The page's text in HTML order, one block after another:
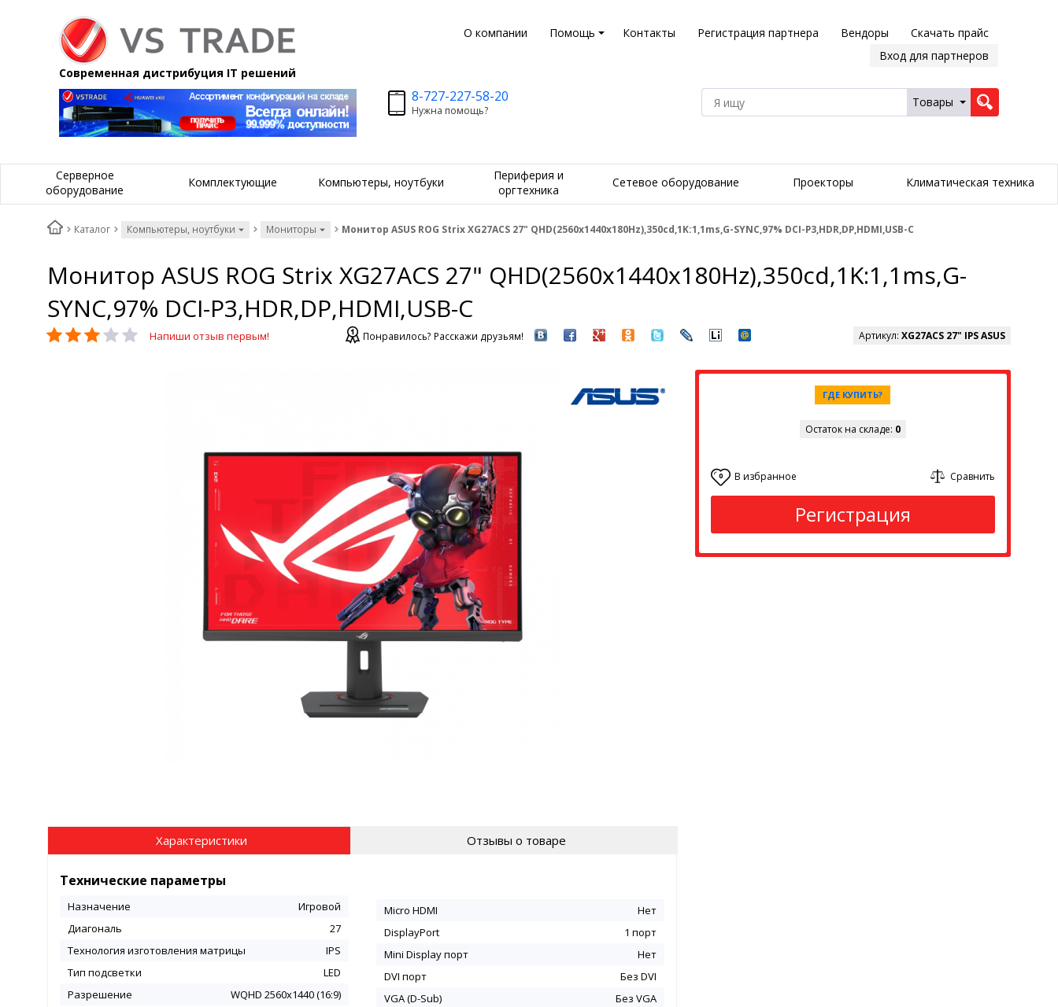
О компании Помощь Контакты Регистрация партнера Вендоры
Скачать прайс
Вход для партнеров
Современная дистрибуция IT решений
8-727-227-58-20
Нужна помощь?
Товары
Серверное
оборудование
Комплектующие Компьютеры, ноутбуки
Периферия и
оргтехника
Сетевое оборудование Проекторы Климатическая техника
Каталог Компьютеры, ноутбуки Мониторы Монитор ASUS ROG Strix XG27ACS 27" QHD(2560x1440x180Hz),350cd,1K:1,1ms,G-SYNC,97% DCI-P3,HDR,DP,HDMI,USB-C
Монитор ASUS ROG Strix XG27ACS 27" QHD(2560x1440x180Hz),350cd,1K:1,1ms,G-
SYNC,97% DCI-P3,HDR,DP,HDMI,USB-C
Напиши отзыв первым! Понравилось? Расскажи друзьям! Артикул: XG27ACS 27" IPS ASUS
ГДЕ КУПИТЬ?
Остаток на складе: 0
0 В избранное Сравнить
Регистрация
Характеристики Отзывы о товаре
Технические параметры
Назначение
Игровой
Диагональ
27
Технология изготовления матрицы
IPS
Тип подсветки
LED
Разрешение
WQHD 2560x1440 (16:9)
Micro HDMI
Нет
DisplayPort
1 порт
Mini Display порт
Нет
DVI порт
Без DVI
VGA (D-Sub)
Без VGA